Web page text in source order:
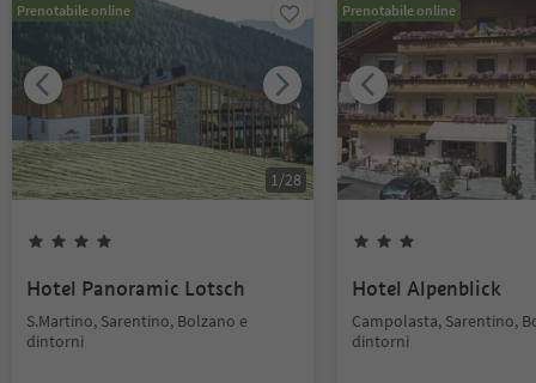
Prenotabile online
1/28
Hotel Panoramic Lotsch
S.Martino, Sarentino, Bolzano e
dintorni
Prenotabile online
Hotel Alpenblick
Campolasta, Sarentino,
dintorni